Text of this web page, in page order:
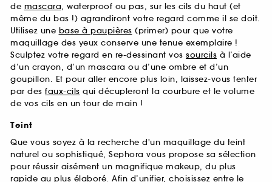
de mascara, waterproof ou pas, sur les cils du haut (et
même du bas !) agrandiront votre regard comme il se doit.
Utilisez une base à paupières (primer) pour que votre
maquillage des yeux conserve une tenue exemplaire !
Sculptez votre regard en re-dessinant vos sourcils à l’aide
d’un crayon, d’un mascara ou d’une ombre et d’un
goupillon. Et pour aller encore plus loin, laissez-vous tenter
par des faux-cils qui décupleront la courbure et le volume
de vos cils en un tour de main !
Teint
Que vous soyez à la recherche d'un maquillage du teint
naturel ou sophistiqué, Sephora vous propose sa sélection
pour réussir aisément un magnifique makeup, du plus
rapide au plus élaboré. Afin d’unifier, choisissez entre le